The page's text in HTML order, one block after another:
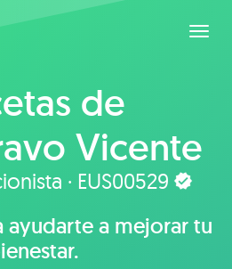
de
Vicente
· EUS00529
ayudarte a mejorar tu